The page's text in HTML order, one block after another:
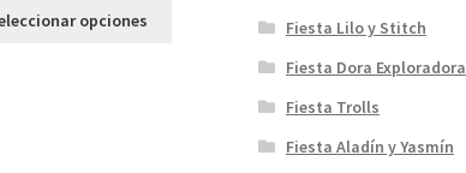
precios:
opciones
Fiesta Lilo y Stitch
Fiesta Dora Exploradora
Fiesta Trolls
Fiesta Aladín y Yasmín